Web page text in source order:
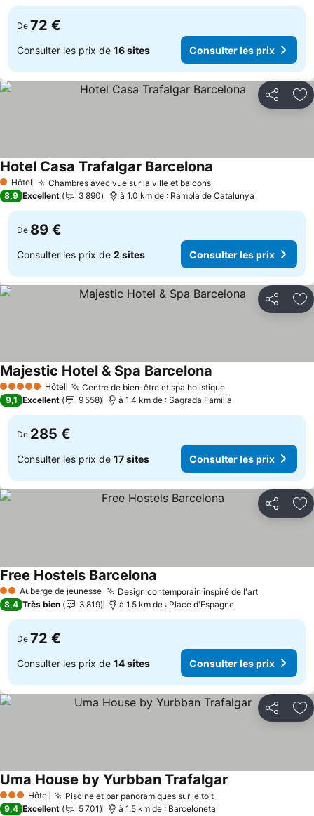
De 72 €
Consulter les prix de 16 sites Consulter les prix
Partager
1 Étoiles
Hôtel Chambres avec vue sur la ville et balcons
Hotel Casa Trafalgar Barcelona
8,9 Excellent 3 890 à 1.0 km de : Rambla de Catalunya
De 89 €
Consulter les prix de 2 sites Consulter les prix
Partager
5 Étoiles Hôtel Centre de bien-être et spa holistique
Majestic Hotel & Spa Barcelona
9,1 Excellent 9 558 à 1.4 km de : Sagrada Familia
De 285 €
Consulter les prix de 17 sites Consulter les prix
Partager
2 ÉtoilesAuberge de jeunesse Design contemporain inspiré de l'art
Free Hostels Barcelona
8,4 Très bien 3 819 à 1.5 km de : Place d'Espagne
De 72 €
Consulter les prix de 14 sites Consulter les prix
Partager
3 ÉtoilesHôtel Piscine et bar panoramiques sur le toit
Uma House by Yurbban Trafalgar
9,4 Excellent 5 701 à 1.5 km de : Barceloneta